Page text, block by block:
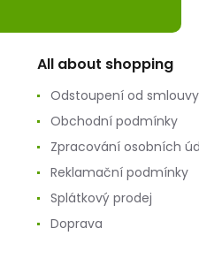
All about shopping
Odstoupení od smlouvy
Obchodní podmínky
Zpracování osobních
Reklamační podmínky
Splátkový prodej
Doprava